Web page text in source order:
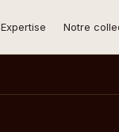
Expertise Notre